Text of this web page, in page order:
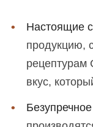
Настоящие
продукцию,
рецептурам
вкус,